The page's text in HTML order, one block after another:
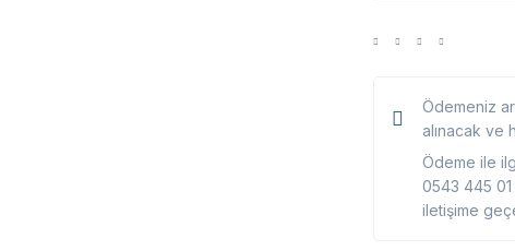
Ödemeniz
alınacak ve
Ödeme ile
0543 445 01
iletişime